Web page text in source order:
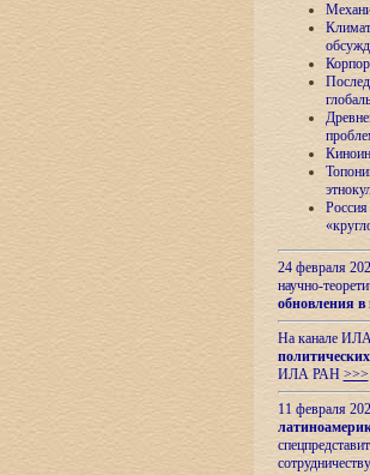
24 февраля
научно-
обновления в
На канале
ИЛА РАН >>>
11 февраля